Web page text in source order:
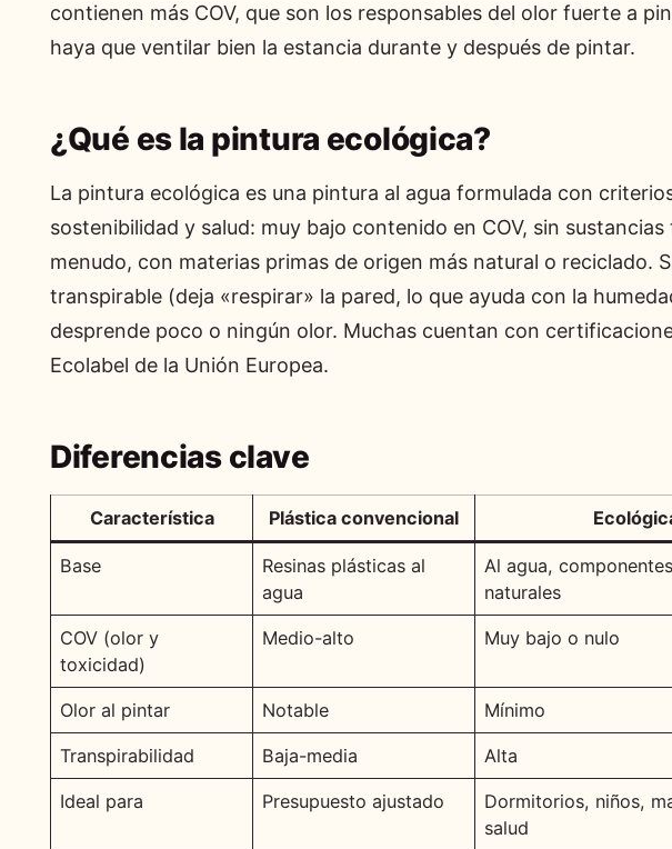
contienen más COV, que son los responsables del olor fuerte a
haya que ventilar bien la estancia durante y después de pintar.
¿Qué es la pintura ecológica?
La pintura ecológica es una pintura al agua formulada con
sostenibilidad y salud: muy bajo contenido en COV, sin sustancias
menudo, con materias primas de origen más natural o reciclado.
transpirable (deja «respirar» la pared, lo que ayuda con la
desprende poco o ningún olor. Muchas cuentan con
Ecolabel de la Unión Europea.
Diferencias clave
Característica Plástica convencional
Base
Resinas plásticas al
agua
Al agua,
naturales
COV (olor y
toxicidad)
Medio-alto Muy bajo o nulo
Olor al pintar Notable Mínimo
Transpirabilidad Baja-media Alta
Ideal para Presupuesto ajustado
Dormitorios, niños,
salud